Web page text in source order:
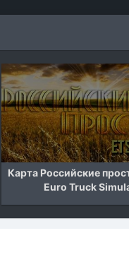
Mod карта Mario
Truck